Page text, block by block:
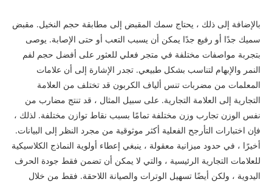
بالإضافة إلى ذلك ، يحتاج سمك المقبض إلى مطابقة حجم النخيل. مقبض
سميك جدًا أو رفيع جدًا يمكن أن يسبب التعب أو حتى الإصابة. يوصى
بتجربة مواصفات مختلفة في متجر فعلي للعثور على أفضل حجم لفم
النمر والإبهام لتناسب بشكل طبيعي. تجدر الإشارة إلى أن علامات
المعلمات من مضربات تنس ألياف الكربون قد تختلف من العلامة
التجارية إلى العلامة التجارية. على سبيل المثال ، قد تنتج مضارب من
نفس الوزن تجارب وزن مختلفة تمامًا بسبب نقاط توازن مختلفة. لذلك ،
فإن اختبارات التأرجح الفعلية أكثر موثوقية من مجرد النظر إلى البيانات.
أخيرًا ، في حدود ميزانية معقولة ، ينبغي إعطاء أولوية النماذج الكلاسيكية
للعلامات التجارية الرئيسية ، والتي لا يمكن أن تضمن فقط جودة الحرف
اليدوية ، ولكن أيضًا تسهيل الوترات والصيانة اللاحقة. فقط من خلال